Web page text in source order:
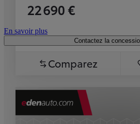
22 690 €
En savoir plus
Contactez la
Comparez